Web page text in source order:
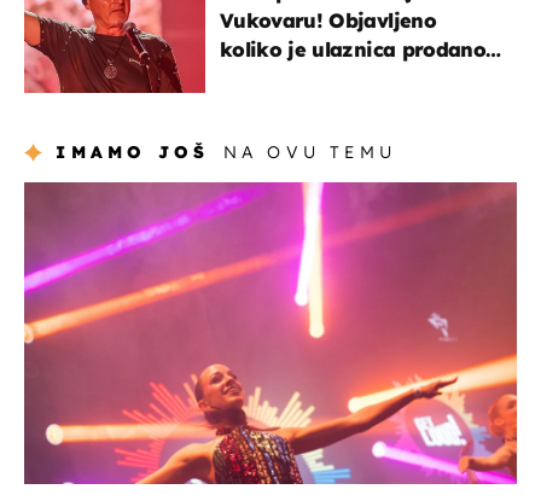
Vukovaru! Objavljeno
koliko je ulaznica prodano
IMAMO JOŠ NA OVU TEMU